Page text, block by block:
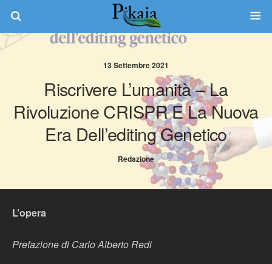
13 Settembre 2021
Riscrivere L’umanità – La
Rivoluzione CRISPR E La Nuova
Era Dell’editing Genetico
Redazione
L’opera
Prefazione di Carlo Alberto Redi